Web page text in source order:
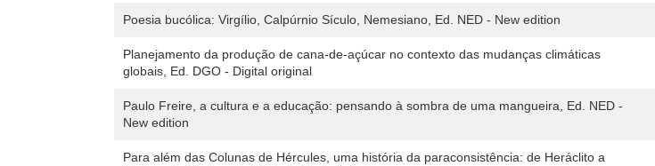
Poesia bucólica: Virgílio, Calpúrnio Sículo, Nemesiano, Ed. NED - New edition
Planejamento da produção de cana-de-açúcar no contexto das mudanças climáticas
globais, Ed. DGO - Digital original
Paulo Freire, a cultura e a educação: pensando à sombra de uma mangueira, Ed. NED -
New edition
Para além das Colunas de Hércules, uma história da paraconsistência: de Heráclito a